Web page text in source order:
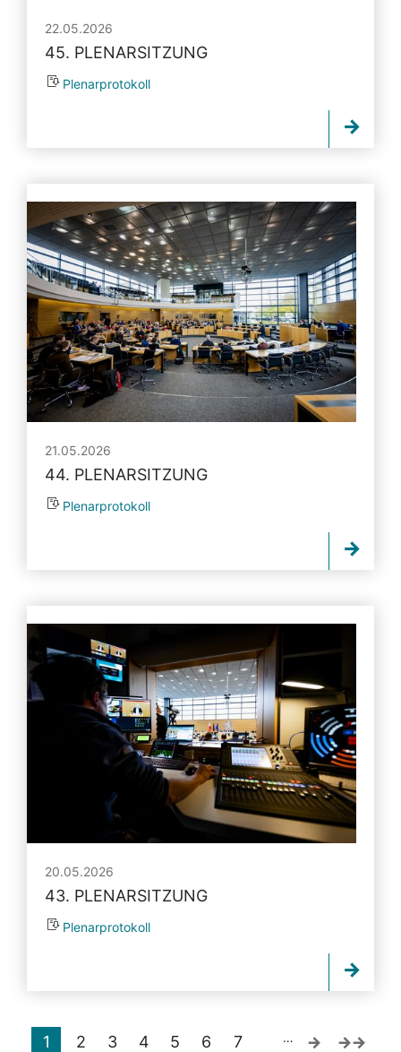
22.05.2026
45. PLENARSITZUNG
Plenarprotokoll
21.05.2026
44. PLENARSITZUNG
Plenarprotokoll
20.05.2026
43. PLENARSITZUNG
Plenarprotokoll
1 2 3 4 5 6 7 …